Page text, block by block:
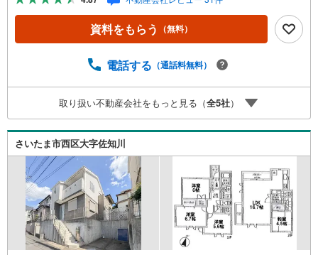
覧ください。店内におむつ替えコーナーもご用意してま
す。4.年中無休・365日営業でお手伝い営業時間:10時～20
時まで。スピードある対応が自慢のお店です。5.提携FPへ
プランナーと無料相談。ローン返済について、老後や学費
宅地建物取引士やファイナンシャルプランナー、住宅ロー
ンアドバイザーなど、専門資格を持つスタッフが多数在籍
しております。お客様からの資料請求、お問い合わせをお
待ちしております。
資料をもらう （無料）
電話する （通話料無料）
取り扱い不動産会社をもっと見る（全5社）
さいたま市西区大字佐知川